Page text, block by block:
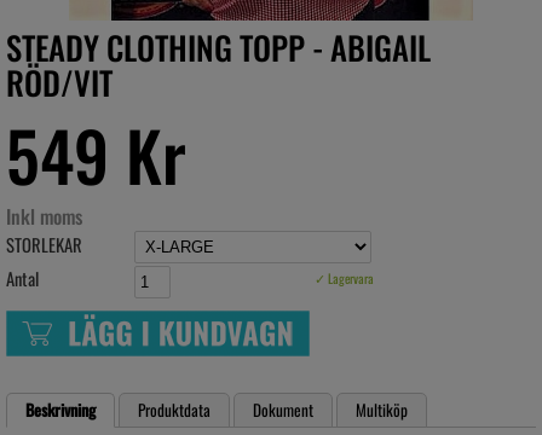
STEADY CLOTHING TOPP - ABIGAIL
RÖD/VIT
549 Kr
Inkl moms
STORLEKAR
Antal
✓ Lagervara
Beskrivning Produktdata Dokument
Multiköp